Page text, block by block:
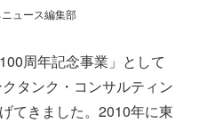
ュース編集部
周年記念事業」として
タンク・コンサルティン
てきました。2010年に東